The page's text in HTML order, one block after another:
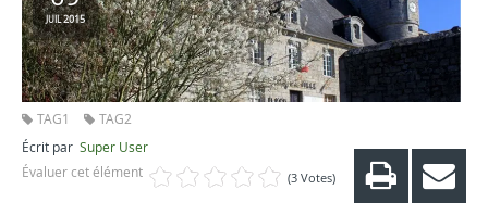
JUIL2015
TAG1 TAG2
Écrit par Super User
Évaluer cet élément
(3 Votes)